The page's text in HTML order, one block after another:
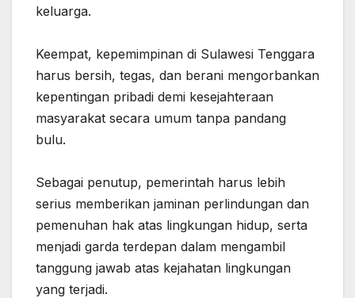
‎keluarga.
‎Keempat, kepemimpinan di Sulawesi Tenggara
harus bersih, tegas, dan berani mengorbankan
kepentingan pribadi ‎demi kesejahteraan
masyarakat secara umum tanpa pandang
bulu.
‎Sebagai penutup, pemerintah harus lebih
serius memberikan jaminan perlindungan dan
pemenuhan hak ‎atas lingkungan hidup, serta
menjadi garda terdepan dalam mengambil
tanggung jawab atas kejahatan lingkungan
yang terjadi.